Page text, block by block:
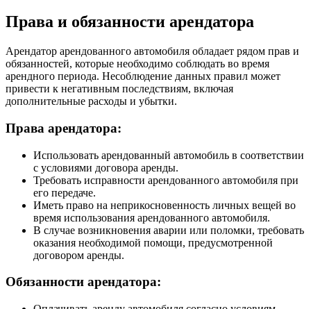
Права и обязанности арендатора
Арендатор арендованного автомобиля обладает рядом прав и
обязанностей, которые необходимо соблюдать во время
арендного периода. Несоблюдение данных правил может
привести к негативным последствиям, включая
дополнительные расходы и убытки.
Права арендатора:
Использовать арендованный автомобиль в соответствии
с условиями договора аренды.
Требовать исправности арендованного автомобиля при
его передаче.
Иметь право на неприкосновенность личных вещей во
время использования арендованного автомобиля.
В случае возникновения аварии или поломки, требовать
оказания необходимой помощи, предусмотренной
договором аренды.
Обязанности арендатора: